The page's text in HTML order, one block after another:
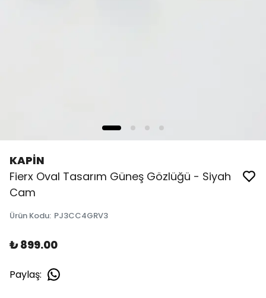
KAPİN
Fierx Oval Tasarım Güneş Gözlüğü - Siyah
Cam
Ürün Kodu: PJ3CC4GRV3
₺ 899.00
Paylaş: